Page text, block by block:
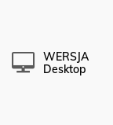
WERSJA
Desktop